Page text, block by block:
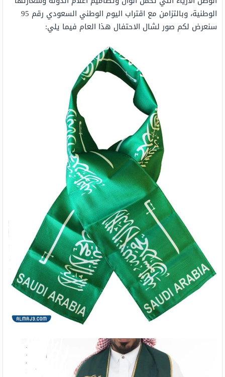
الوطنية، وبالتزامن مع اقتراب اليوم الوطني السعودي رقم 95
سنعرض لكم صور لشال الاحتفال هذا العام فيما يلي: